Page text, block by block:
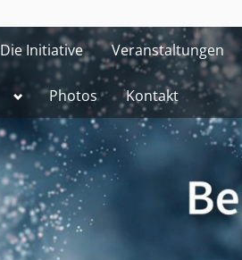
Die Initiative Veranstaltungen
Toggle
menu
Photos Kontakt